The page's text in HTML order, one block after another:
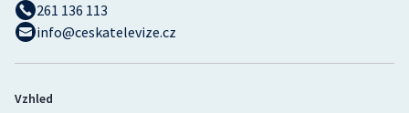
261 136 113
info@ceskatelevize.cz
Vzhled